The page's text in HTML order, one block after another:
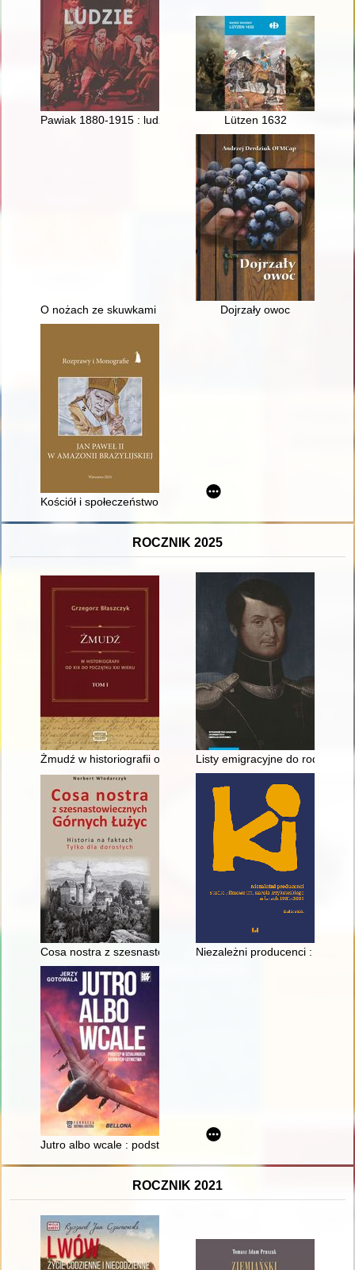
Pawiak 1880-1915 : ludzie. T. 2, Lützen 1632
O nożach ze skuwkami w kulturze przeworskiej = Knives with
Dojrzały owoc
Kościół i społeczeństwo a Amazonii na początku lat 80. XX
ROCZNIK 2025
Żmudź w historiografii od XIX do początku XXI wieku. T. 1
Listy emigracyjne do rodziców
Cosa nostra z szesnastowiecznych Górnych Łużyc : historia
Niezależni producenci : Studio
Jutro albo wcale : podstęp w działaniach bojowych lotnictwa
ROCZNIK 2021